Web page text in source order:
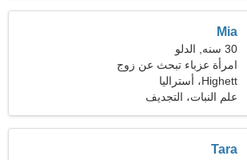
Mia
30 سنه, الدلو
امرأة عزباء تبحث عن زوج
31-42
Highett، أستراليا
علم النبات، التجديف
Tara